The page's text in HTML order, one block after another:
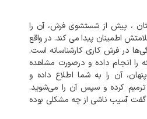
، پیش از شستشوی فرش، آن را
اطمینان پیدا می‌ کند. در واقع
در فرش کاری کارشناسانه است.
را انجام داده و درصورت مشاهده
آن را به شما اطلاع داده و
کرده و سپس آن را می‌شوید.
آسیب ناشی از چه مشکلی بوده